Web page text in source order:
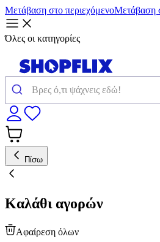
Μετάβαση στο περιεχόμενοΜετάβαση
Όλες οι κατηγορίες
Πίσω
Καλάθι αγορών
Αφαίρεση όλων